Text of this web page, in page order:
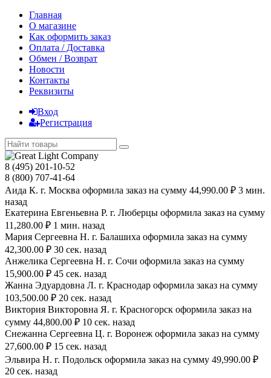
Главная
О магазине
Как оформить заказ
Оплата / Доставка
Обмен / Возврат
Новости
Контакты
Реквизиты
Вход
Регистрация
8 (495) 201-10-52
8 (800) 707-41-64
Аида К. г. Москва оформила заказ на сумму 44,990.00 ₽ 3 мин.
назад
Екатерина Евгеньевна Р. г. Люберцы оформила заказ на сумму
11,280.00 ₽ 1 мин. назад
Мария Сергеевна H. г. Балашиха оформила заказ на сумму
42,300.00 ₽ 30 сек. назад
Анжелика Сергеевна Н. г. Сочи оформила заказ на сумму
15,900.00 ₽ 45 сек. назад
Жанна Эдуардовна Л. г. Краснодар оформила заказ на сумму
103,500.00 ₽ 20 сек. назад
Виктория Викторовна Я. г. Красногорск оформила заказ на
сумму 44,800.00 ₽ 10 сек. назад
Снежанна Сергеевна Ц. г. Воронеж оформила заказ на сумму
27,600.00 ₽ 15 сек. назад
Эльвира Н. г. Подольск оформила заказ на сумму 49,990.00 ₽
20 сек. назад